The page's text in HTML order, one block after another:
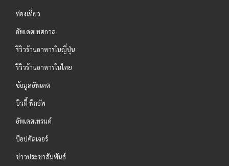
ท่องเที่ยว
อัพเดตเทศกาล
รีวิวร้านอาหารในญี่ปุ่น
รีวิวร้านอาหารในไทย
ข้อมูลอัพเดต
บิวตี้ พิกอัพ
อัพเดตเทรนด์
ป๊อปคัลเจอร์
ข่าวประชาสัมพันธ์